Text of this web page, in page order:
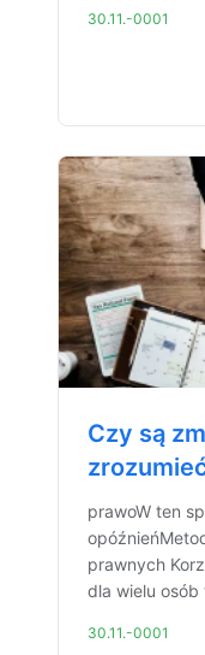
30.11.-0001
Czy są
prawoW ten
prawnych
dla wielu osób
30.11.-0001